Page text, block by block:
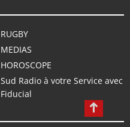
RUGBY
MEDIAS
HOROSCOPE
Sud Radio à votre Service avec
Fiducial